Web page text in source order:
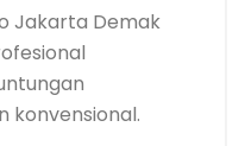
Jakarta Demak
konvensional.